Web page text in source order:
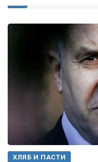
ХЛЯБ И ПАСТИ